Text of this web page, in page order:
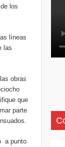
los
líneas
las
obras
que
parte
a punto